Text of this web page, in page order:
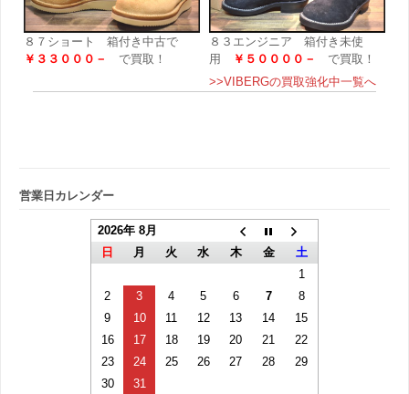
８７ショート 箱付き中古で
￥３３０００－
で買取！
８３エンジニア 箱付き未使
用
￥５００００－
で買取！
>>VIBERGの買取強化中一覧へ
営業日カレンダー
2026年 8月
日
月 火 水 木 金
土
1
2
3 4 5 6 7
8
9
10 11 12 13 14
15
16
17 18 19 20 21
22
23
24 25 26 27 28
29
30
31